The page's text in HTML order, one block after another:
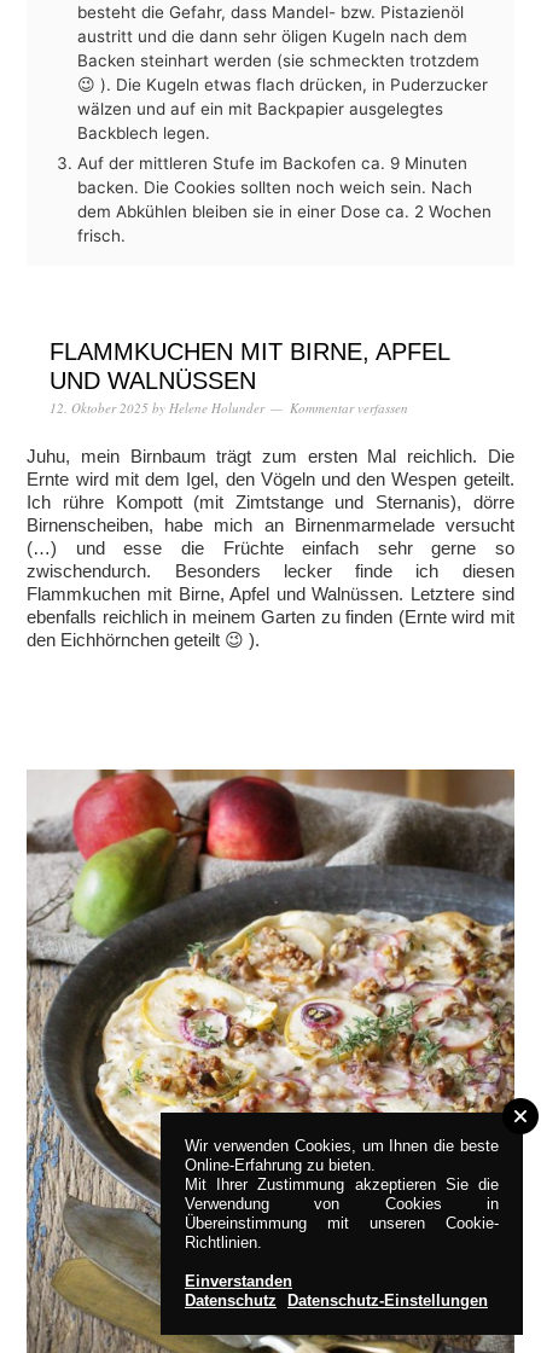
besteht die Gefahr, dass Mandel- bzw. Pistazienöl
austritt und die dann sehr öligen Kugeln nach dem
Backen steinhart werden (sie schmeckten trotzdem
😉 ). Die Kugeln etwas flach drücken, in Puderzucker
wälzen und auf ein mit Backpapier ausgelegtes
Backblech legen.
Auf der mittleren Stufe im Backofen ca. 9 Minuten
backen. Die Cookies sollten noch weich sein. Nach
dem Abkühlen bleiben sie in einer Dose ca. 2 Wochen
frisch.
FLAMMKUCHEN MIT BIRNE, APFEL
UND WALNÜSSEN
12. Oktober 2025 by Helene Holunder Kommentar verfassen
Juhu, mein Birnbaum trägt zum ersten Mal reichlich. Die
Ernte wird mit dem Igel, den Vögeln und den Wespen geteilt.
Ich rühre Kompott (mit Zimtstange und Sternanis), dörre
Birnenscheiben, habe mich an Birnenmarmelade versucht
(…) und esse die Früchte einfach sehr gerne so
zwischendurch. Besonders lecker finde ich diesen
Flammkuchen mit Birne, Apfel und Walnüssen. Letztere sind
ebenfalls reichlich in meinem Garten zu finden (Ernte wird mit
den Eichhörnchen geteilt 😉 ).
Wir verwenden Cookies, um Ihnen die beste
Online-Erfahrung zu bieten.
Mit Ihrer Zustimmung akzeptieren Sie die
Verwendung von Cookies in
Übereinstimmung mit unseren Cookie-
Richtlinien.
Einverstanden
Datenschutz
Datenschutz-Einstellungen